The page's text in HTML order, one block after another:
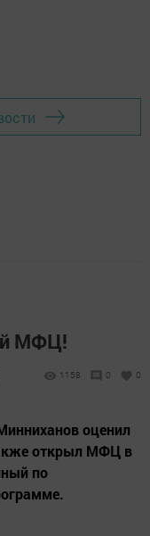
МФЦ!
1158 0 0
оценил
открыл МФЦ в
по